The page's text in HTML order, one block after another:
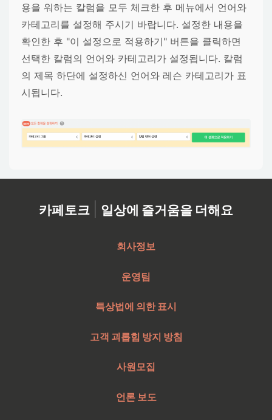
용을 워하는 칼럼을 모두 체크한 후 메뉴에서 언어와
카테고리를 설정해 주시기 바랍니다. 설정한 내용을
확인한 후 "이 설정으로 적용하기" 버튼을 클릭하면
선택한 칼럼의 언어와 카테고리가 설정됩니다. 칼럼
의 제목 하단에 설정하신 언어와 레슨 카테고리가 표
시됩니다.
카페토크 | 일상에 즐거움을 더해요
회사정보
운영팀
특상법에 의한 표시
고객 괴롭힘 방지 방침
사원모집
언론 보도